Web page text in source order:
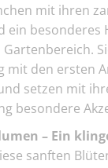
mit ihren
ein besonderes
mit den ersten
setzen mit
besondere
– Ein
sanften